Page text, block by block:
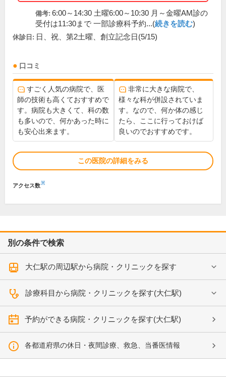
備考: 6:00～14:30 土曜6:00～10:30 月～金曜AM診の
受付は11:30まで 一部診療科予約...(続きを読む)
休診日: 日、祝、第2土曜、創立記念日(5/15)
口コミ
すごく人気の病院で、医
師の技術も高くておすすめで
す。病院も大きくて、科の数
も多いので、何かあった時に
も安心出来ます。
非常に大きな病院で、
様々な科が併設されていま
す。なので、何か体の感じ
たら、ここに行っておけば
良いのでおすすめです。
この医院の詳細をみる
アクセス数※
別の条件で検索
大仁駅の周辺駅から病院・クリニックを探す
診療科目から病院・クリニックを探す(大仁駅)
予約ができる病院・クリニックを探す(大仁駅)
各都道府県の休日・夜間診療、救急、当番医情報